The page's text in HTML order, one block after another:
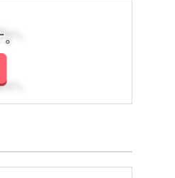
。
。